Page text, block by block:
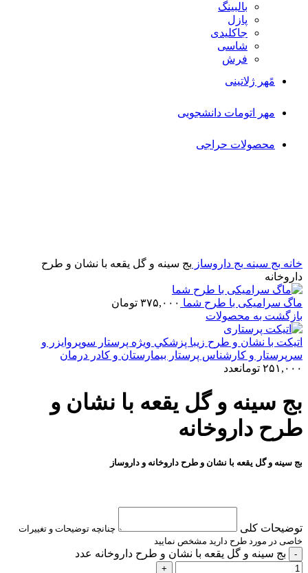
بالبینگ
پازل
جاکلیدی
شاسی
فرش
مًهر ژلاتینی
مهر اتومات دانشجویی
محصولات حراجی
خانه بج سینه بج داروساز بج سینه و گل یقعه با نشان و طرح
داروخانه
ماگ سرامیکی با طرح شما ۳۷۵,۰۰۰ تومان
بازگشت به محصولات
اتیکت با نشان و طرح زیبا پزشکي ویژه پرستار سوپروایزر و
سرپرستار و کارشناس پرستار بيمارستان و کادر درمان
۲۵۱,۰۰۰ تومانعدد
بج سینه و گل یقعه با نشان و
طرح داروخانه
بج سینه و گل یقعه با نشان و طرح داروخانه و داروساز
توضیحات کلی
چنانچه توضیحات و تغییرات
خاصی در مورد طرح دارید مشخص نمایید
بج سینه و گل یقعه با نشان و طرح داروخانه عدد